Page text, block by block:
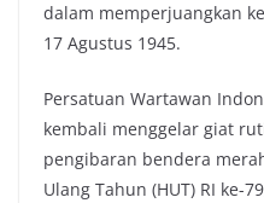
dalam memperjuangkan
17 Agustus 1945.
Persatuan Wartawan
kembali menggelar giat
pengibaran bendera
Ulang Tahun (HUT) RI ke-